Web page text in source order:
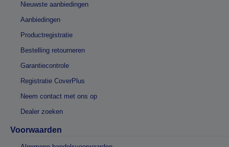
Nieuwste aanbiedingen
Aanbiedingen
Productregistratie
Bestelling retourneren
Garantiecontrole
Registratie CoverPlus
Neem contact met ons op
Dealer zoeken
Voorwaarden